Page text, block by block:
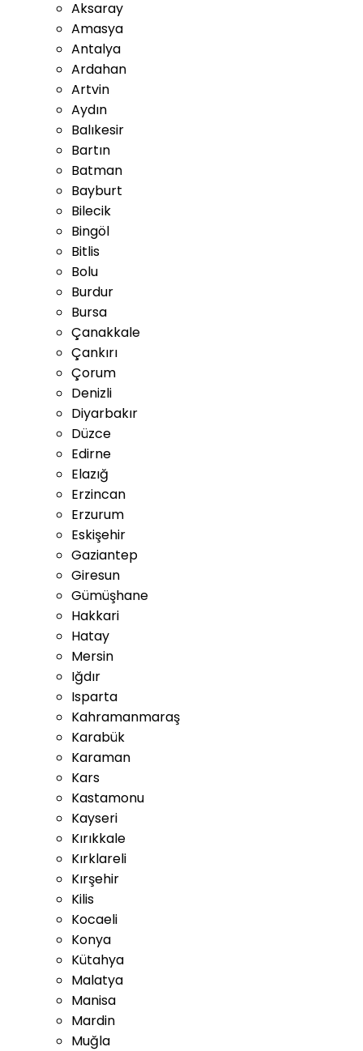
Aksaray
Amasya
Antalya
Ardahan
Artvin
Aydın
Balıkesir
Bartın
Batman
Bayburt
Bilecik
Bingöl
Bitlis
Bolu
Burdur
Bursa
Çanakkale
Çankırı
Çorum
Denizli
Diyarbakır
Düzce
Edirne
Elazığ
Erzincan
Erzurum
Eskişehir
Gaziantep
Giresun
Gümüşhane
Hakkari
Hatay
Mersin
Iğdır
Isparta
Kahramanmaraş
Karabük
Karaman
Kars
Kastamonu
Kayseri
Kırıkkale
Kırklareli
Kırşehir
Kilis
Kocaeli
Konya
Kütahya
Malatya
Manisa
Mardin
Muğla